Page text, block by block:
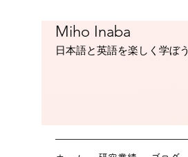
Miho Inaba
​日本語と英語を楽しく学ぼう